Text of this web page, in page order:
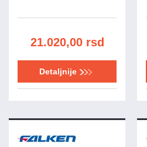
21.020,00 rsd
Detaljnije